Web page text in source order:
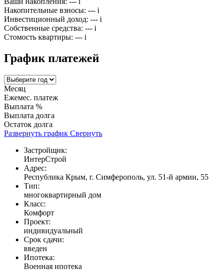
Накопительные взносы: --- i
Инвестиционный доход: --- i
Собственные средства: --- i
Стомость квартиры: --- i
График платежей
Месяц
Ежемес. платеж
Выплата %
Выплата долга
Остаток долга
Развернуть график Свернуть
Застройщик:
ИнтерСтрой
Адрес:
Республика Крым, г. Симферополь, ул. 51-й армии, 55
Тип:
многоквартирный дом
Класс:
Комфорт
Проект:
индивидуальный
Срок сдачи:
введен
Ипотека:
Военная ипотека